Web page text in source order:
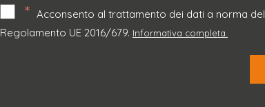
* Acconsento al trattamento dei dati a norma del
Regolamento UE 2016/679. Informativa completa.